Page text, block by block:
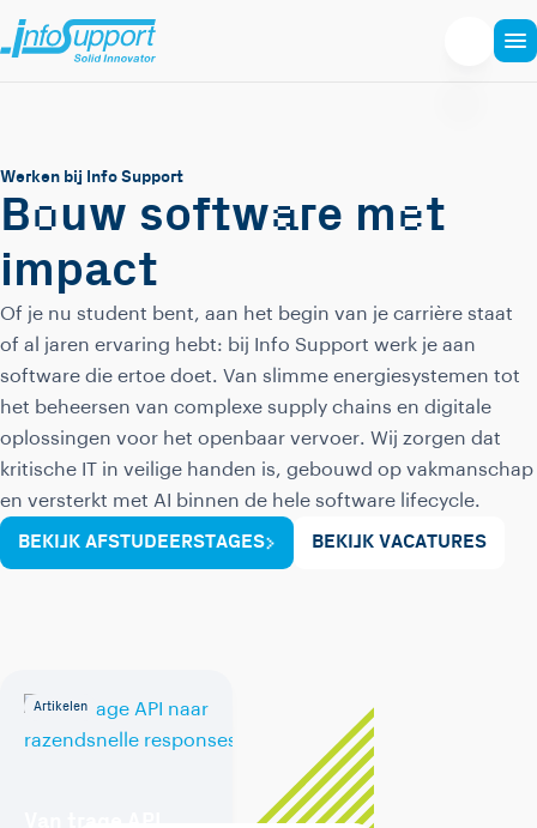
Werken bij Info Support
Bouw software met
impact
Of je nu student bent, aan het begin van je carrière staat
of al jaren ervaring hebt: bij Info Support werk je aan
software die ertoe doet. Van slimme energiesystemen tot
het beheersen van complexe supply chains en digitale
oplossingen voor het openbaar vervoer. Wij zorgen dat
kritische IT in veilige handen is, gebouwd op vakmanschap
en versterkt met AI binnen de hele software lifecycle.
BEKIJK AFSTUDEERSTAGES BEKIJK VACATURES
Artikelen